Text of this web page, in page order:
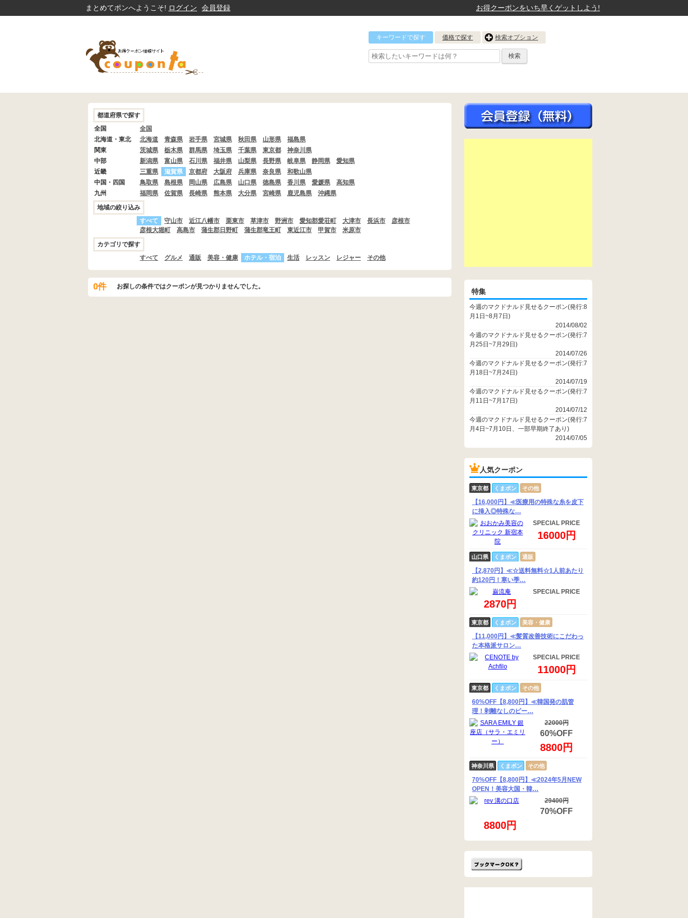
まとめてポンへようこそ! ログイン 会員登録 お得クーポンをいち早くゲットしよう!
キーワードで探す 価格で探す 検索オプション
都道府県で探す
全国
全国
北海道・東北
北海道 青森県 岩手県 宮城県 秋田県 山形県
福島県
関東
茨城県 栃木県 群馬県 埼玉県 千葉県 東京都
神奈川県
中部
新潟県 富山県 石川県 福井県 山梨県 長野県 岐阜県 静岡県
愛知県
近畿
三重県 滋賀県 京都府 大阪府 兵庫県 奈良県
和歌山県
中国・四国
鳥取県 島根県 岡山県 広島県 山口県 徳島県 香川県 愛媛県
高知県
九州
福岡県 佐賀県 長崎県 熊本県 大分県 宮崎県 鹿児島県
沖縄県
地域の絞り込み
すべて
守山市 近江八幡市 栗東市 草津市 野洲市 愛知郡愛荘町 大津市 長浜市
彦根市
彦根大堀町
高島市 蒲生郡日野町 蒲生郡竜王町 東近江市 甲賀市
米原市
カテゴリで探す
すべて
グルメ 通販 美容・健康 ホテル・宿泊 生活 レッスン レジャー その他
0件 お探しの条件ではクーポンが見つかりませんでした。
特集
今週のマクドナルド見せるクーポン(発行:8
月1日~8月7日)
2014/08/02
今週のマクドナルド見せるクーポン(発行:7
月25日~7月29日)
2014/07/26
今週のマクドナルド見せるクーポン(発行:7
月18日~7月24日)
2014/07/19
今週のマクドナルド見せるクーポン(発行:7
月11日~7月17日)
2014/07/12
今週のマクドナルド見せるクーポン(発行:7
月4日~7月10日、一部早期終了あり)
2014/07/05
人気クーポン
東京都 くまポン その他
【16,000円】≪医療用の特殊な糸を皮下
に挿入◎特殊な…
SPECIAL PRICE
16000円
山口県 くまポン 通販
【2,870円】≪☆送料無料☆1人前あたり
約120円！寒い季…
SPECIAL PRICE
2870円
東京都 くまポン 美容・健康
【11,000円】≪髪質改善技術にこだわっ
た本格派サロン…
SPECIAL PRICE
11000円
東京都 くまポン その他
60%OFF【8,800円】≪韓国発の肌管
理！剥離なしのピー…
22000円
60%OFF
8800円
神奈川県 くまポン その他
70%OFF【8,800円】≪2024年5月NEW
OPEN！美容大国・韓…
29400円
70%OFF
8800円